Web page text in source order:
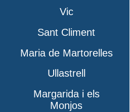
Vic
Sant Climent
Maria de Martorelles
Ullastrell
Margarida i els
Monjos